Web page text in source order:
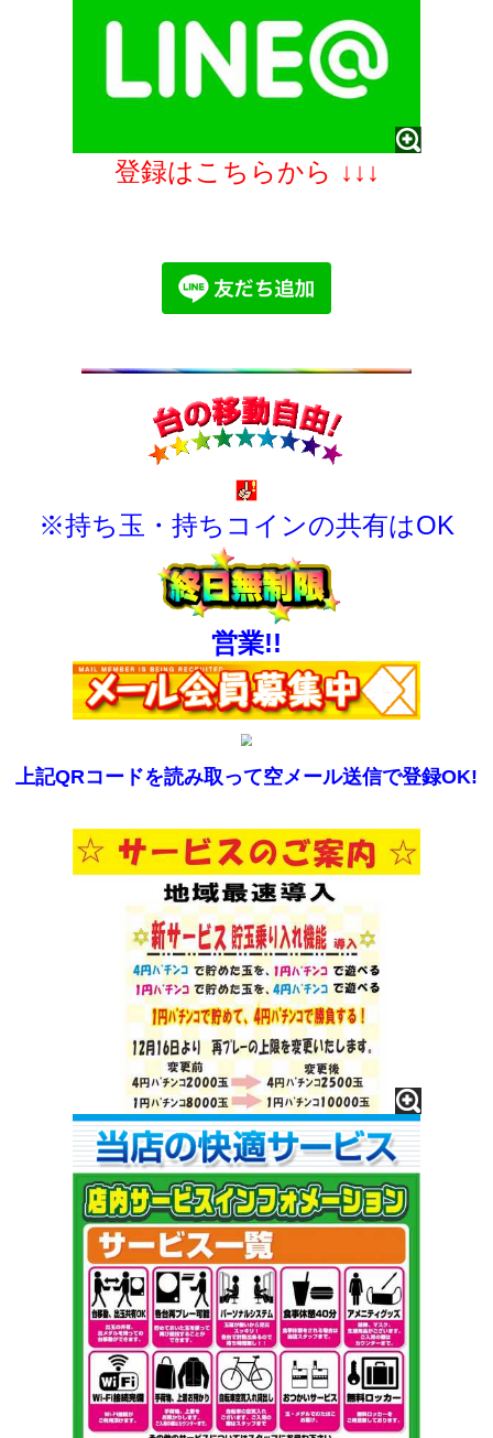
登録はこちらから ↓↓↓
※持ち玉・持ちコインの共有はOK
営業!!
上記QRコードを読み取って空メール送信で登録OK!